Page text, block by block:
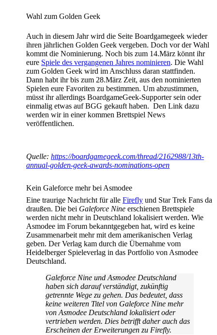
Wahl zum Golden Geek
Auch in diesem Jahr wird die Seite Boardgamegeek wieder
ihren jährlichen Golden Geek vergeben. Doch vor der Wahl
kommt die Nominierung. Noch bis zum 14.März könnt ihr
eure Spiele des vergangenen Jahres nominieren. Die Wahl
zum Golden Geek wird im Anschluss daran stattfinden.
Dann habt ihr bis zum 28.März Zeit, aus den nominierten
Spielen eure Favoriten zu bestimmen. Um abzustimmen,
müsst ihr allerdings BoardgameGeek-Supporter sein oder
einmalig etwas auf BGG gekauft haben. Den Link dazu
werden wir in einer kommen Brettspiel News
veröffentlichen.
Quelle: https://boardgamegeek.com/thread/2162988/13th-
annual-golden-geek-awards-nominations-open
Kein Galeforce mehr bei Asmodee
Eine traurige Nachricht für alle Firefly und Star Trek Fans da
draußen. Die bei Galeforce Nine erschienen Brettspiele
werden nicht mehr in Deutschland lokalisiert werden. Wie
Asmodee im Forum bekanntgegeben hat, wird es keine
Zusammenarbeit mehr mit dem amerikanischen Verlag
geben. Der Verlag kam durch die Übernahme vom
Heidelberger Spieleverlag in das Portfolio von Asmodee
Deutschland.
Galeforce Nine und Asmodee Deutschland
haben sich darauf verständigt, zukünftig
getrennte Wege zu gehen. Das bedeutet, dass
keine weiteren Titel von Galeforce Nine mehr
von Asmodee Deutschland lokalisiert oder
vertrieben werden. Dies betrifft daher auch das
Erscheinen der Erweiterungen zu Firefly.